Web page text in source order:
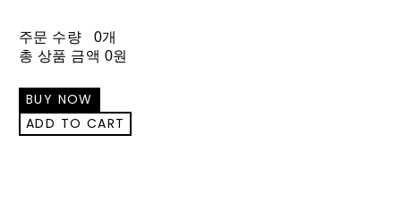
주문 수량
0개
총 상품 금액 0원